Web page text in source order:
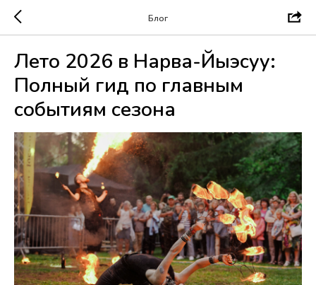
Блог
Лето 2026 в Нарва-Йыэсуу:
Полный гид по главным
событиям сезона